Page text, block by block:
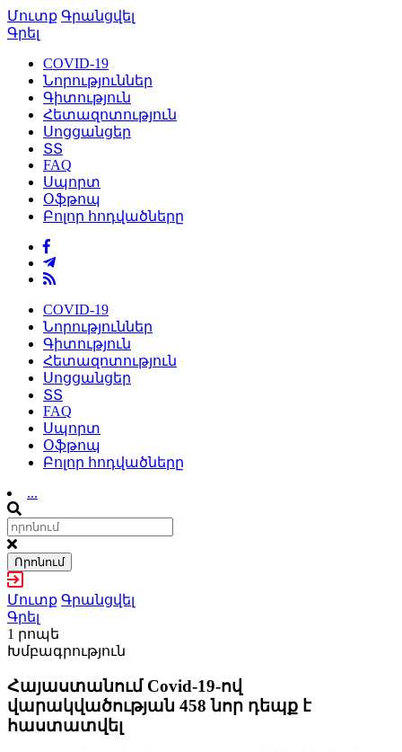
Մուտք Գրանցվել
Գրել
COVID-19
Նորություններ
Գիտություն
Հետազոտություն
Սոցցանցեր
ՏՏ
FAQ
Սպորտ
Օֆթոպ
Բոլոր հոդվածները
COVID-19
Նորություններ
Գիտություն
Հետազոտություն
Սոցցանցեր
ՏՏ
FAQ
Սպորտ
Օֆթոպ
Բոլոր հոդվածները
...
Որոնում
Մուտք Գրանցվել
Գրել
1 րոպե
Խմբագրություն
Հայաստանում Covid-19-ով
վարակվածության 458 նոր դեպք է
հաստատվել